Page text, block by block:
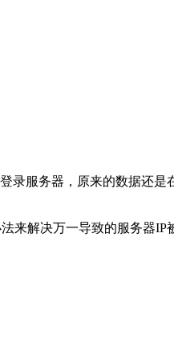
录服务器，原来的数据还是
来解决万一导致的服务器IP